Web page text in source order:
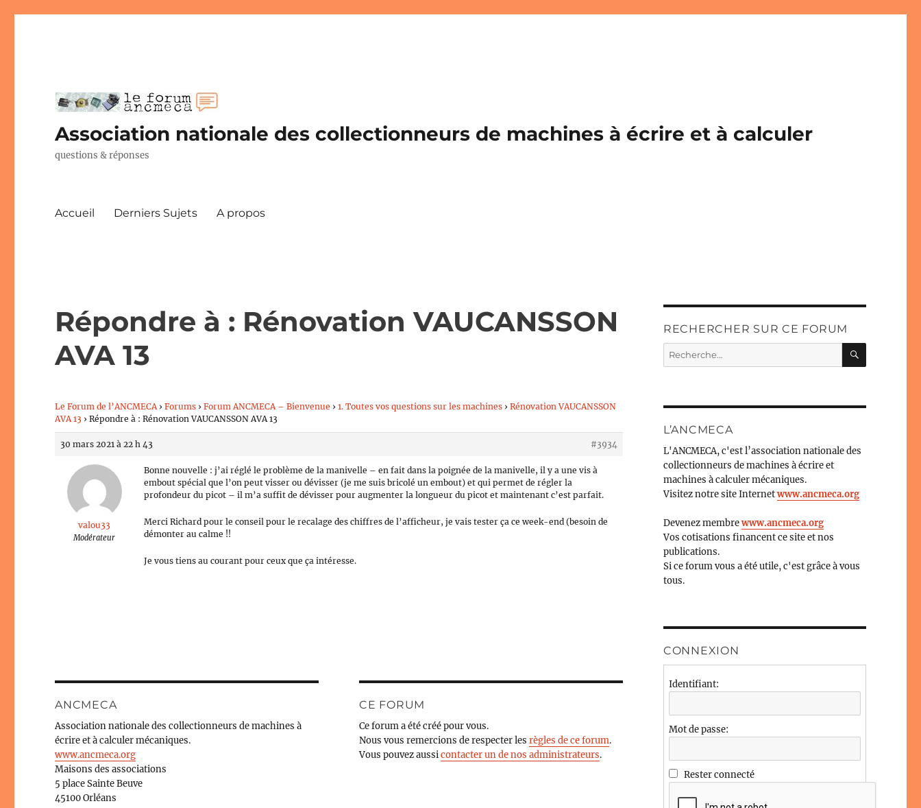
Association nationale des collectionneurs de machines à écrire et à calculer
questions & réponses
Accueil Derniers Sujets A propos
Répondre à : Rénovation VAUCANSSON
AVA 13
Le Forum de l’ANCMECA › Forums › Forum ANCMECA – Bienvenue › 1. Toutes vos questions sur les machines › Rénovation VAUCANSSON
AVA 13 › Répondre à : Rénovation VAUCANSSON AVA 13
30 mars 2021 à 22 h 43 #3934
valou33
Modérateur
Bonne nouvelle : j’ai réglé le problème de la manivelle – en fait dans la poignée de la manivelle, il y a une vis à
embout spécial que l’on peut visser ou dévisser (je me suis bricolé un embout) et qui permet de régler la
profondeur du picot – il m’a suffit de dévisser pour augmenter la longueur du picot et maintenant c’est parfait.
Merci Richard pour le conseil pour le recalage des chiffres de l’afficheur, je vais tester ça ce week-end (besoin de
démonter au calme !!
Je vous tiens au courant pour ceux que ça intéresse.
ANCMECA
Association nationale des collectionneurs de machines à
écrire et à calculer mécaniques.
www.ancmeca.org
Maisons des associations
5 place Sainte Beuve
45100 Orléans
CE FORUM
Ce forum a été créé pour vous.
Nous vous remercions de respecter lesrègles de ce forum.
Vous pouvez aussicontacter un de nos administrateurs.
RECHERCHER SUR CE FORUM
Recherche
pour :
L’ANCMECA
L'ANCMECA, c'est l’association nationale des
collectionneurs de machines à écrire et
machines à calculer mécaniques.
Visitez notre site Internetwww.ancmeca.org
Devenez membrewww.ancmeca.org
Vos cotisations financent ce site et nos
publications.
Si ce forum vous a été utile, c'est grâce à vous
tous.
CONNEXION
Identifiant:
Mot de passe:
Rester connecté